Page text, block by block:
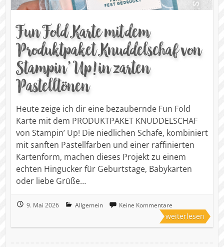
Fun Fold Karte mit dem
Produktpaket Knuddelschaf von
Stampin’ Up! in zarten
Pastelltönen
Heute zeige ich dir eine bezaubernde Fun Fold
Karte mit dem PRODUKTPAKET KNUDDELSCHAF
von Stampin’ Up! Die niedlichen Schafe, kombiniert
mit sanften Pastellfarben und einer raffinierten
Kartenform, machen dieses Projekt zu einem
echten Hingucker für Geburtstage, Babykarten
oder liebe Grüße…
9. Mai 2026 Allgemein Keine Kommentare
weiterlesen